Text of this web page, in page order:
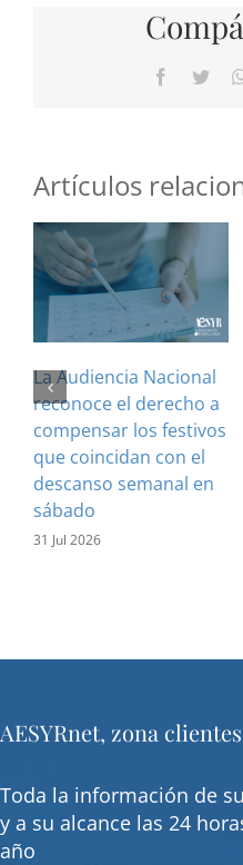
Facebook
Artículos
La Audiencia Nacional
reconoce el derecho a
compensar los festivos
que coincidan con el
descanso semanal en
sábado
31 Jul 2026
AESYRnet, zona clientes
Toda la información de
y a su alcance las 24
año